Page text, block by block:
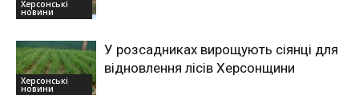
Херсонські
новини
Херсонські
новини
У розсадниках вирощують сіянці для
відновлення лісів Херсонщини